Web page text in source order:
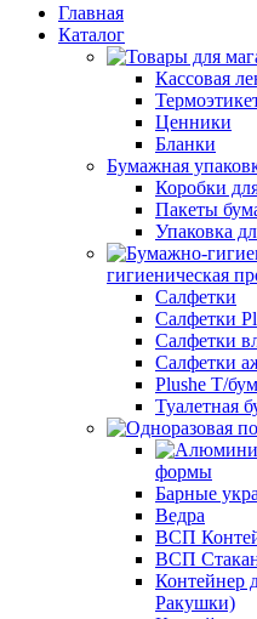
Главная
Каталог
Кассовая
Ценники
Бланки
Бумажная
Коробки
Пакеты
Упаковка
гигиеническая
Салфетки
Салфетки
Салфетки
Салфетки
Plushe Т/
Туалетная
формы
Барные
Ведра
ВСП
ВСП
Контейнер
Ракушки)